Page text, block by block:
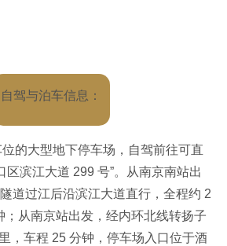
豆多奇食品有限责任公司
北好邻居食品有限公司
市刘素玲食品有限公司
市暇米食品有限公司
自驾与泊车信息：
的大型地下停车场，自驾前往可直
区滨江大道 299 号”。从南京南站出
道过江后沿滨江大道直行，全程约 2
；从南京站出发，经内环北线转扬子
，车程 25 分钟，停车场入口位于酒